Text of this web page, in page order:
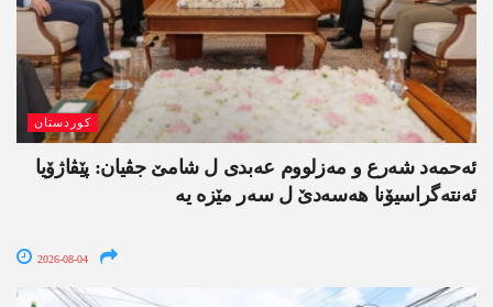
کوردستان
ئەحمەد شەرع و مەزلووم عەبدی ل شامێ جڤیان: پێڤاژۆیا
ئەنتەگراسیۆنا ھەسەدێ ل سەر مێزە یە
2026-08-04